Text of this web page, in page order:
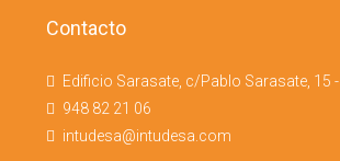
Contacto
Edificio Sarasate, c/Pablo Sarasate, 15
948 82 21 06
intudesa@intudesa.com